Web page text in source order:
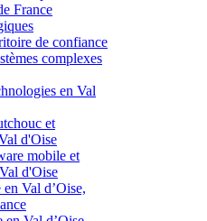
France
de confiance
complexes
en Val
et
d'Oise
mobile et
d'Oise
Val d’Oise,